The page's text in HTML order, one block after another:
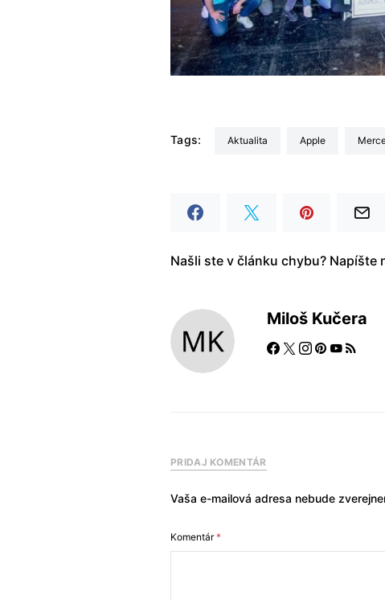
Tags: aktualita Apple
Našli ste v článku chybu? Napíšte
Miloš Kučera
PRIDAJ KOMENTÁR
Vaša e-mailová adresa nebude
Komentár*